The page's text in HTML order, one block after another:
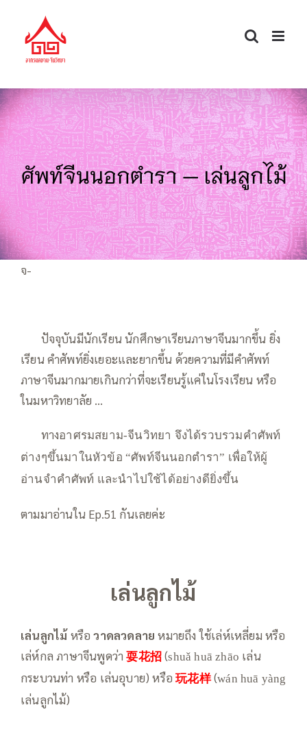
content
ศัพท์จีนนอกตำรา — เล่นลูกไม้
จ-
ปัจจุบันมีนักเรียน นักศึกษาเรียนภาษาจีนมากขึ้น ยิ่ง
เรียน คำศัพท์ยิ่งเยอะและยากขึ้น ด้วยความที่มีคำศัพท์
ภาษาจีนมากมายเกินกว่าที่จะเรียนรู้แค่ในโรงเรียน หรือ
ในมหาวิทยาลัย …
ทางอาศรมสยาม-จีนวิทยา จึงได้รวบรวมคำศัพท์
ต่างๆขึ้นมาในหัวข้อ “ศัพท์จีนนอกตำรา” เพื่อให้ผู้
อ่านจำคำศัพท์ และนำไปใช้ได้อย่างดียิ่งขึ้น
ตามมาอ่านใน Ep.51 กันเลยค่ะ
เล่นลูกไม้
เล่นลูกไม้หรือวาดลวดลาย หมายถึง ใช้เล่ห์เหลี่ยม หรือ
เล่ห์กล ภาษาจีนพูดว่า耍花招(shuǎ huā zhāo เล่น
กระบวนท่า หรือ เล่นอุบาย) หรือ玩花样(wán huā yàng
เล่นลูกไม้)